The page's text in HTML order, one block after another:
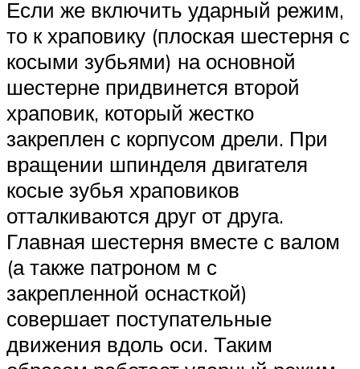
Если же включить ударный режим,
то к храповику (плоская шестерня с
косыми зубьями) на основной
шестерне придвинется второй
храповик, который жестко
закреплен с корпусом дрели. При
вращении шпинделя двигателя
косые зубья храповиков
отталкиваются друг от друга.
Главная шестерня вместе с валом
(а также патроном м с
закрепленной оснасткой)
совершает поступательные
движения вдоль оси. Таким